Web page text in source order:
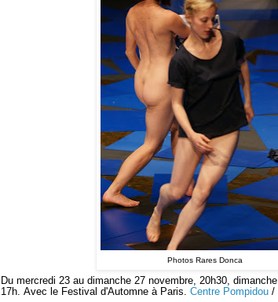
Photos Rares Donca
Du mercredi 23 au dimanche 27 novembre, 20h30, dimanche
17h. Avec le Festival d'Automne à Paris. Centre Pompidou /